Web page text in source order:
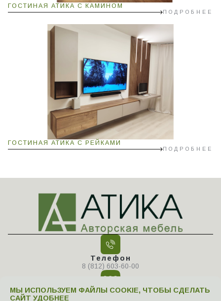
ГОСТИНАЯ АТИКА С КАМИНОМ
ПОДРОБНЕЕ
ГОСТИНАЯ АТИКА С РЕЙКАМИ
ПОДРОБНЕЕ
Телефон
8 (812) 603-60-00
МЫ ИСПОЛЬЗУЕМ ФАЙЛЫ COOKIE, ЧТОБЫ СДЕЛАТЬ
САЙТ УДОБНЕЕ